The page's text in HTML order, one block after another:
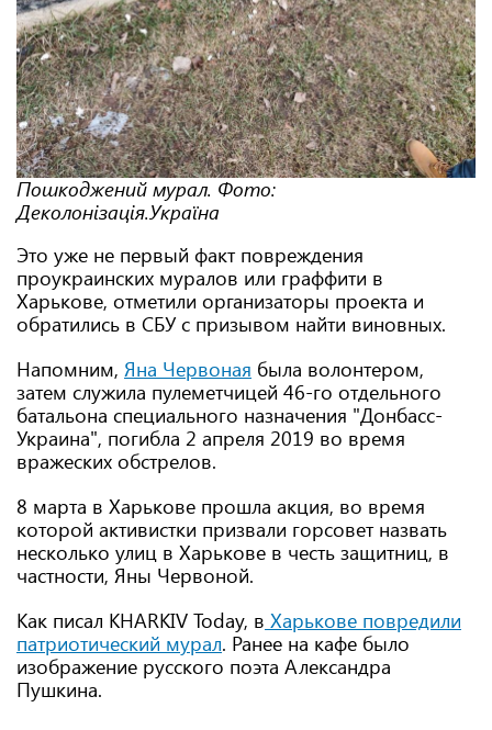
Пошкоджений мурал. Фото:
Деколонізація.Україна
Это уже не первый факт повреждения
проукраинских муралов или граффити в
Харькове, отметили организаторы проекта и
обратились в СБУ с призывом найти виновных.
Напомним, Яна Червоная была волонтером,
затем служила пулеметчицей 46-го отдельного
батальона специального назначения "Донбасс-
Украина", погибла 2 апреля 2019 во время
вражеских обстрелов.
8 марта в Харькове прошла акция, во время
которой активистки призвали горсовет назвать
несколько улиц в Харькове в честь защитниц, в
частности, Яны Червоной.
Как писал KHARKIV Today, в Харькове повредили
патриотический мурал. Ранее на кафе было
изображение русского поэта Александра
Пушкина.